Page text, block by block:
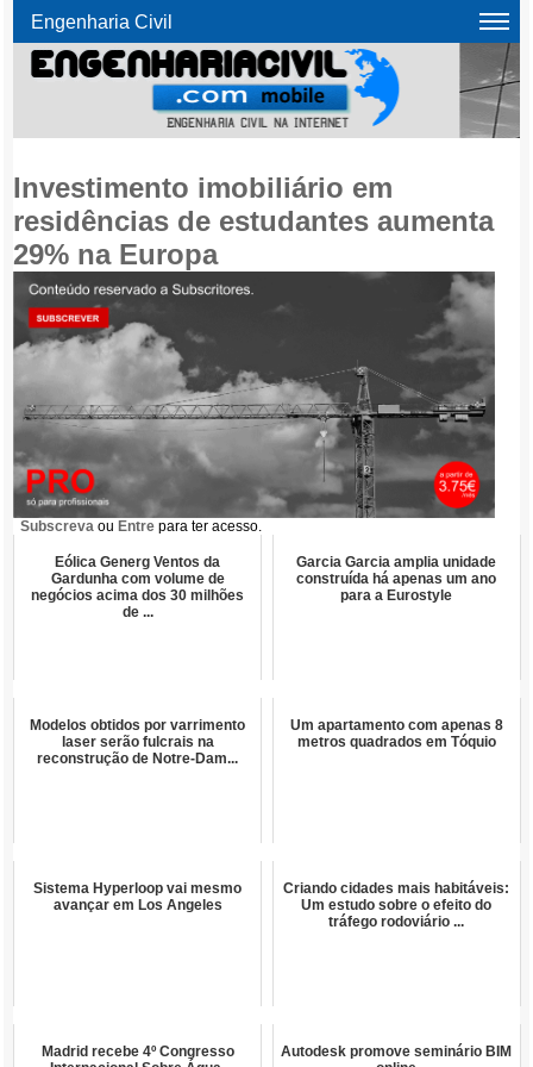
Engenharia Civil
Investimento imobiliário em
residências de estudantes aumenta
29% na Europa
Subscreva ou Entre para ter acesso.
Eólica Generg Ventos da
Gardunha com volume de
negócios acima dos 30 milhões
de ...
Garcia Garcia amplia unidade
construída há apenas um ano
para a Eurostyle
Modelos obtidos por varrimento
laser serão fulcrais na
reconstrução de Notre-Dam...
Um apartamento com apenas 8
metros quadrados em Tóquio
Sistema Hyperloop vai mesmo
avançar em Los Angeles
Criando cidades mais habitáveis:
Um estudo sobre o efeito do
tráfego rodoviário ...
Madrid recebe 4º Congresso
Autodesk promove seminário BIM